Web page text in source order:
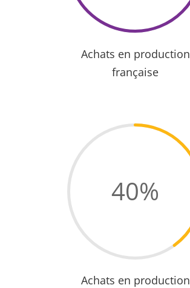
Achats en production
française
40%
Achats en production